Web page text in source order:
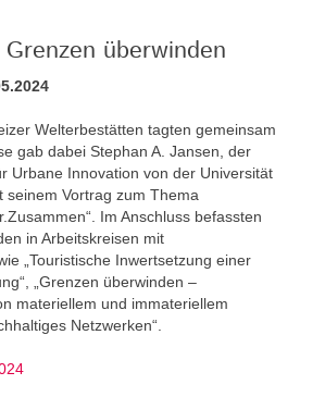
überwinden
Welterbestätten tagten gemeinsam
gab dabei Stephan A. Jansen, der
Urbane Innovation von der Universität
seinem Vortrag zum Thema
Im Anschluss befassten
in Arbeitskreisen mit
„Touristische Inwertsetzung einer
„Grenzen überwinden –
materiellem und immateriellem
Netzwerken“.